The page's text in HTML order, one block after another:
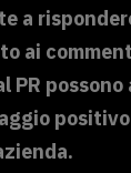
a
ai
PR possono